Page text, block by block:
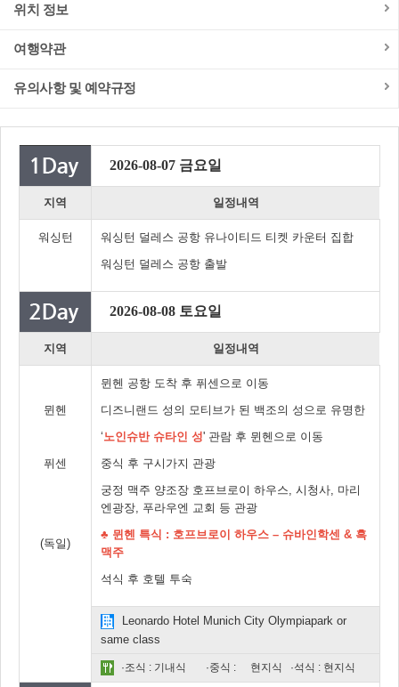
위치 정보
여행약관
유의사항 및 예약규정
2026-08-07 금요일
지역 일정내역
워싱턴
워싱턴 덜레스 공항 유나이티드 티켓 카운터 집합
워싱턴 덜레스 공항 출발
2026-08-08 토요일
지역 일정내역
뮌헨
퓌센
(독일)
뮌헨 공항 도착 후 퓌센으로 이동
디즈니랜드 성의 모티브가 된 백조의 성으로 유명한
‘ 노인슈반 슈타인 성' 관람 후 뮌헨으로 이동
중식 후 구시가지 관광
궁정 맥주 양조장 호프브로이 하우스, 시청사, 마리
엔광장, 푸라우엔 교회 등 관광
♣ 뮌헨 특식 : 호프브로이 하우스 – 슈바인학센 & 흑
맥주
석식 후 호텔 투숙
Leonardo Hotel Munich City Olympiapark or
same class
·조식 : 기내식 ·중식 : 현지식 ·석식 : 현지식